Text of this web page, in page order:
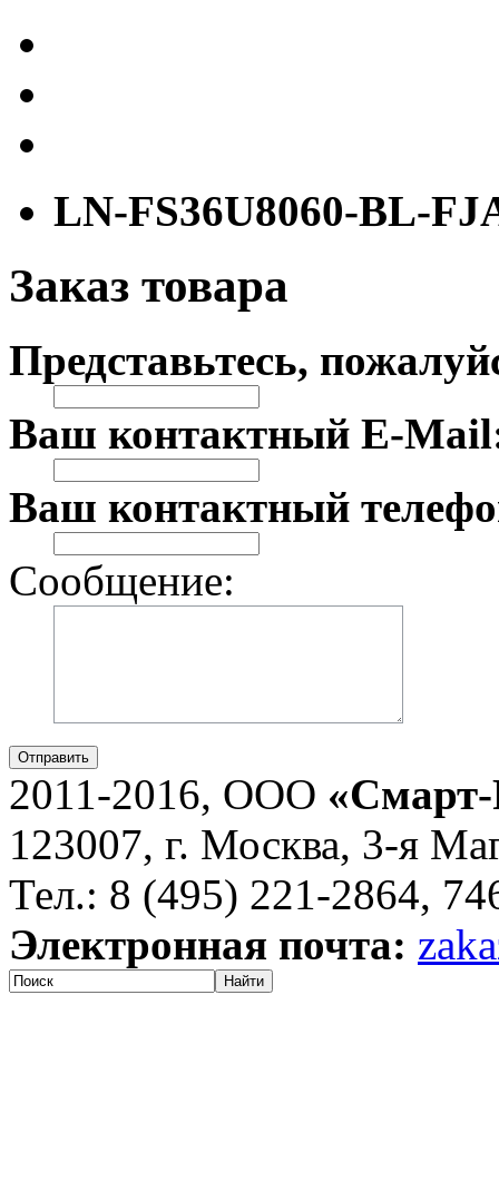
LN-FS36U8060-BL-
Заказ товара
Представьтесь,
Ваш контактный E-
Ваш контактный
Сообщение:
Отправить
2011-2016, ООО
123007, г. Москва, 3-я
Тел.: 8 (495) 221-2864,
Электронная почта:
Найти